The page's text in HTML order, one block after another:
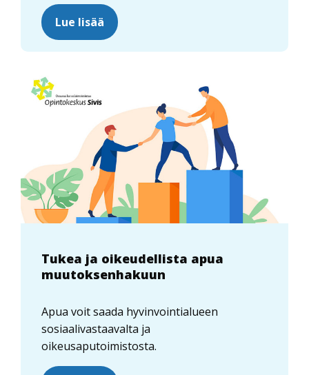
Lue lisää
Tukea ja oikeudellista apua
muutoksenhakuun
Apua voit saada hyvinvointialueen
sosiaalivastaavalta ja
oikeusaputoimistosta.